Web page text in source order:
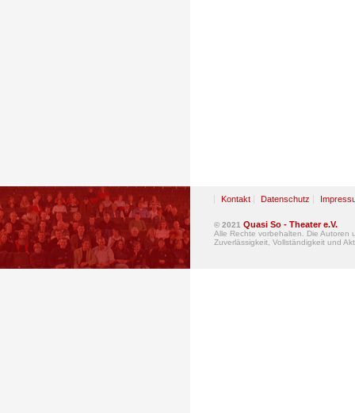
Kontakt Datenschutz
© 2021 Quasi So - Theater e.V.
Alle Rechte vorbehalten. Die Autoren
Zuverlässigkeit, Vollständigkeit und